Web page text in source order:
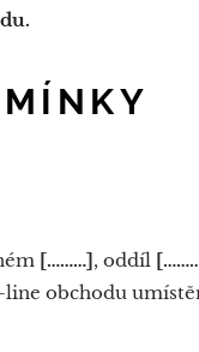
[………], oddíl
obchodu